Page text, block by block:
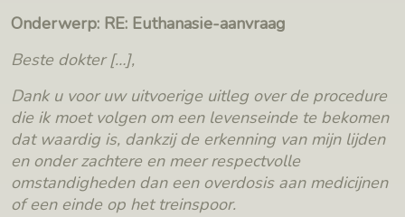
Onderwerp: RE: Euthanasie-aanvraag
Beste dokter […],
Dank u voor uw uitvoerige uitleg over de procedure
die ik moet volgen om een levenseinde te bekomen
dat waardig is, dankzij de erkenning van mijn lijden
en onder zachtere en meer respectvolle
omstandigheden dan een overdosis aan medicijnen
of een einde op het treinspoor.